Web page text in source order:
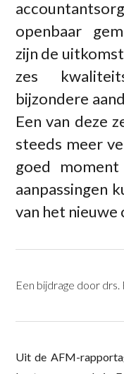
openbaar
zijn de
zes
bijzondere
Een van deze
steeds meer
goed
aanpassingen
van het
Een bijdrage door drs.
Uit de AFM-